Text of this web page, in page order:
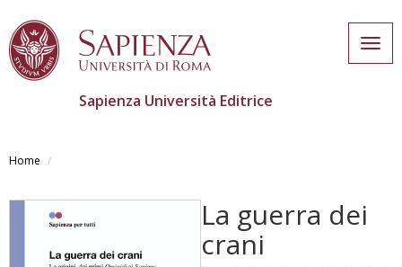
contenuto
Sapienza Università Editrice
Home
La guerra dei
crani